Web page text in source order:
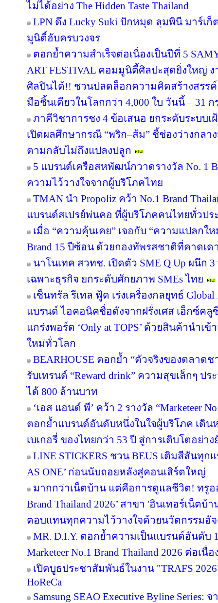
ไม่ได้อย่าง The Hidden Taste Thailand
LPN ดึง Lucky Suki ปักหมุด ลุมพินี มาร์เก็
มูนิตี้ฮับครบวงจร
ตอกย้ำความสำเร็จต่อเนื่องเป็นปีที่ 5
ART FESTIVAL คอมมูนิตี้ศิลปะสุดยิ่งใหญ่
ศิลปินได้!! ชวนปลดล็อกความคิดสร้างสรร
มือชิ้นเดียวในโลกกว่า 4,000 ใบ วันนี้ – 31
ภาคีวิชาการชง 4 ข้อเสนอ ยกระดับระบบ
เปิดผลศึกษากรณี “พริก–ส้ม” ชี้ช่องว่างกลา
ตามกลับไม่ถึงแปลงปลูก
5 แบรนด์เครือสหพัฒน์กวาดรางวัล No. 1
ความไว้วางใจจากผู้บริโภคไทย
TMAN นำ Propoliz คว้า No.1 Brand
แบรนด์สเปรย์พ่นคอ ที่ผู้บริโภคคนไทยทั่วปร
เมื่อ “ความคุ้นเคย” เจอกับ “ความแปลกใ
Brand 15 ปีซ้อน ด้วยกองทัพรสชาติที่คาดเด
นาโนเทค สวทช. เปิดตัว SME Q Up ผนึก
เฉพาะธุรกิจ ยกระดับศักยภาพ SMEs ไทย
เซ็นทรัล รีเทล ฟู้ด เร่งเครื่องกลยุทธ์ Global
แบรนด์ ไอคอนิคชื่อดังจากฝรั่งเศส เอ็กซ์ค
แกร่งพอร์ต ‘Only at TOPS’ ด้วยสินค้านำ
ใหม่ทั่วโลก
BEARHOUSE ตอกย้ำ “ตัวจริงของตลาด
รับเทรนด์ “Reward drink” ความสุขเล็กๆ ป
ได้ 800 ล้านบาท
‘เอส แอนด์ พี’ คว้า 2 รางวัล “Marketeer
ตอกย้ำแบรนด์อันดับหนึ่งในใจผู้บริโภค เดิ
เบเกอรี่ ของไทยกว่า 53 ปี สู่การเติบโตอย่าง
LINE STICKERS ชวน BEUS เติมสีสันทุก
AS ONE’ ก่อนนับถอยหลังสู่คอนเสิร์ตใหญ่
มากกว่าเน็ตบ้าน แต่คือการดูแลชีวิต! ทรูอ
Brand Thailand 2026’ สาขา 'อินเทอร์เน็ตบ้
ตอบแทนทุกความไว้วางใจด้วยนวัตกรรมอั
MR. D.I.Y. ตอกย้ำความเป็นแบรนด์อันดับ
Marketeer No.1 Brand Thailand 2026 ต่อเนื่
เปิดบูธประชาสัมพันธ์ในงาน "TRAFS
HoReCa
Samsung SEAO Executive Byline